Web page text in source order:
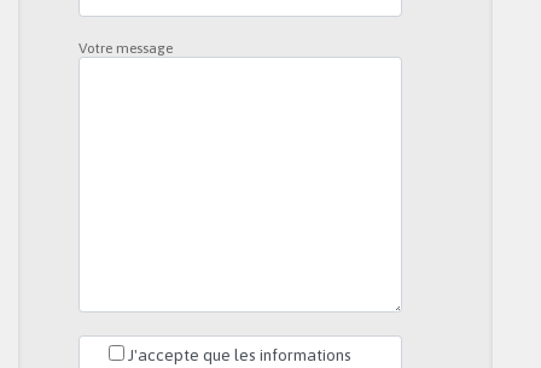
Votre message
J'accepte que les informations